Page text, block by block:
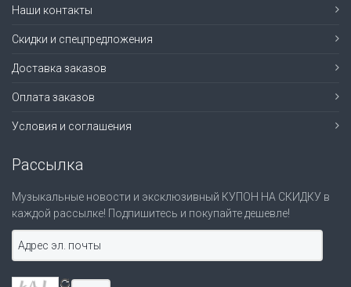
Наши контакты
Скидки и спецпредложения
Доставка заказов
Оплата заказов
Условия и соглашения
Рассылка
Музыкальные новости и эксклюзивный КУПОН НА СКИДКУ в
каждой рассылке! Подпишитесь и покупайте дешевле!